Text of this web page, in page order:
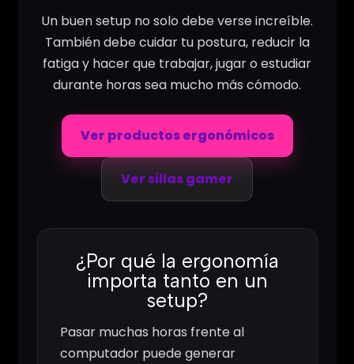
Un buen setup no solo debe verse increíble.
También debe cuidar tu postura, reducir la
fatiga y hacer que trabajar, jugar o estudiar
durante horas sea mucho más cómodo.
Ver productos ergonómicos
Ver sillas gamer
¿Por qué la ergonomía
importa tanto en un
setup?
Pasar muchas horas frente al
computador puede generar